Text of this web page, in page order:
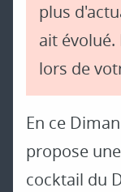
plus
ait
lors de
En ce
propose
cocktail du